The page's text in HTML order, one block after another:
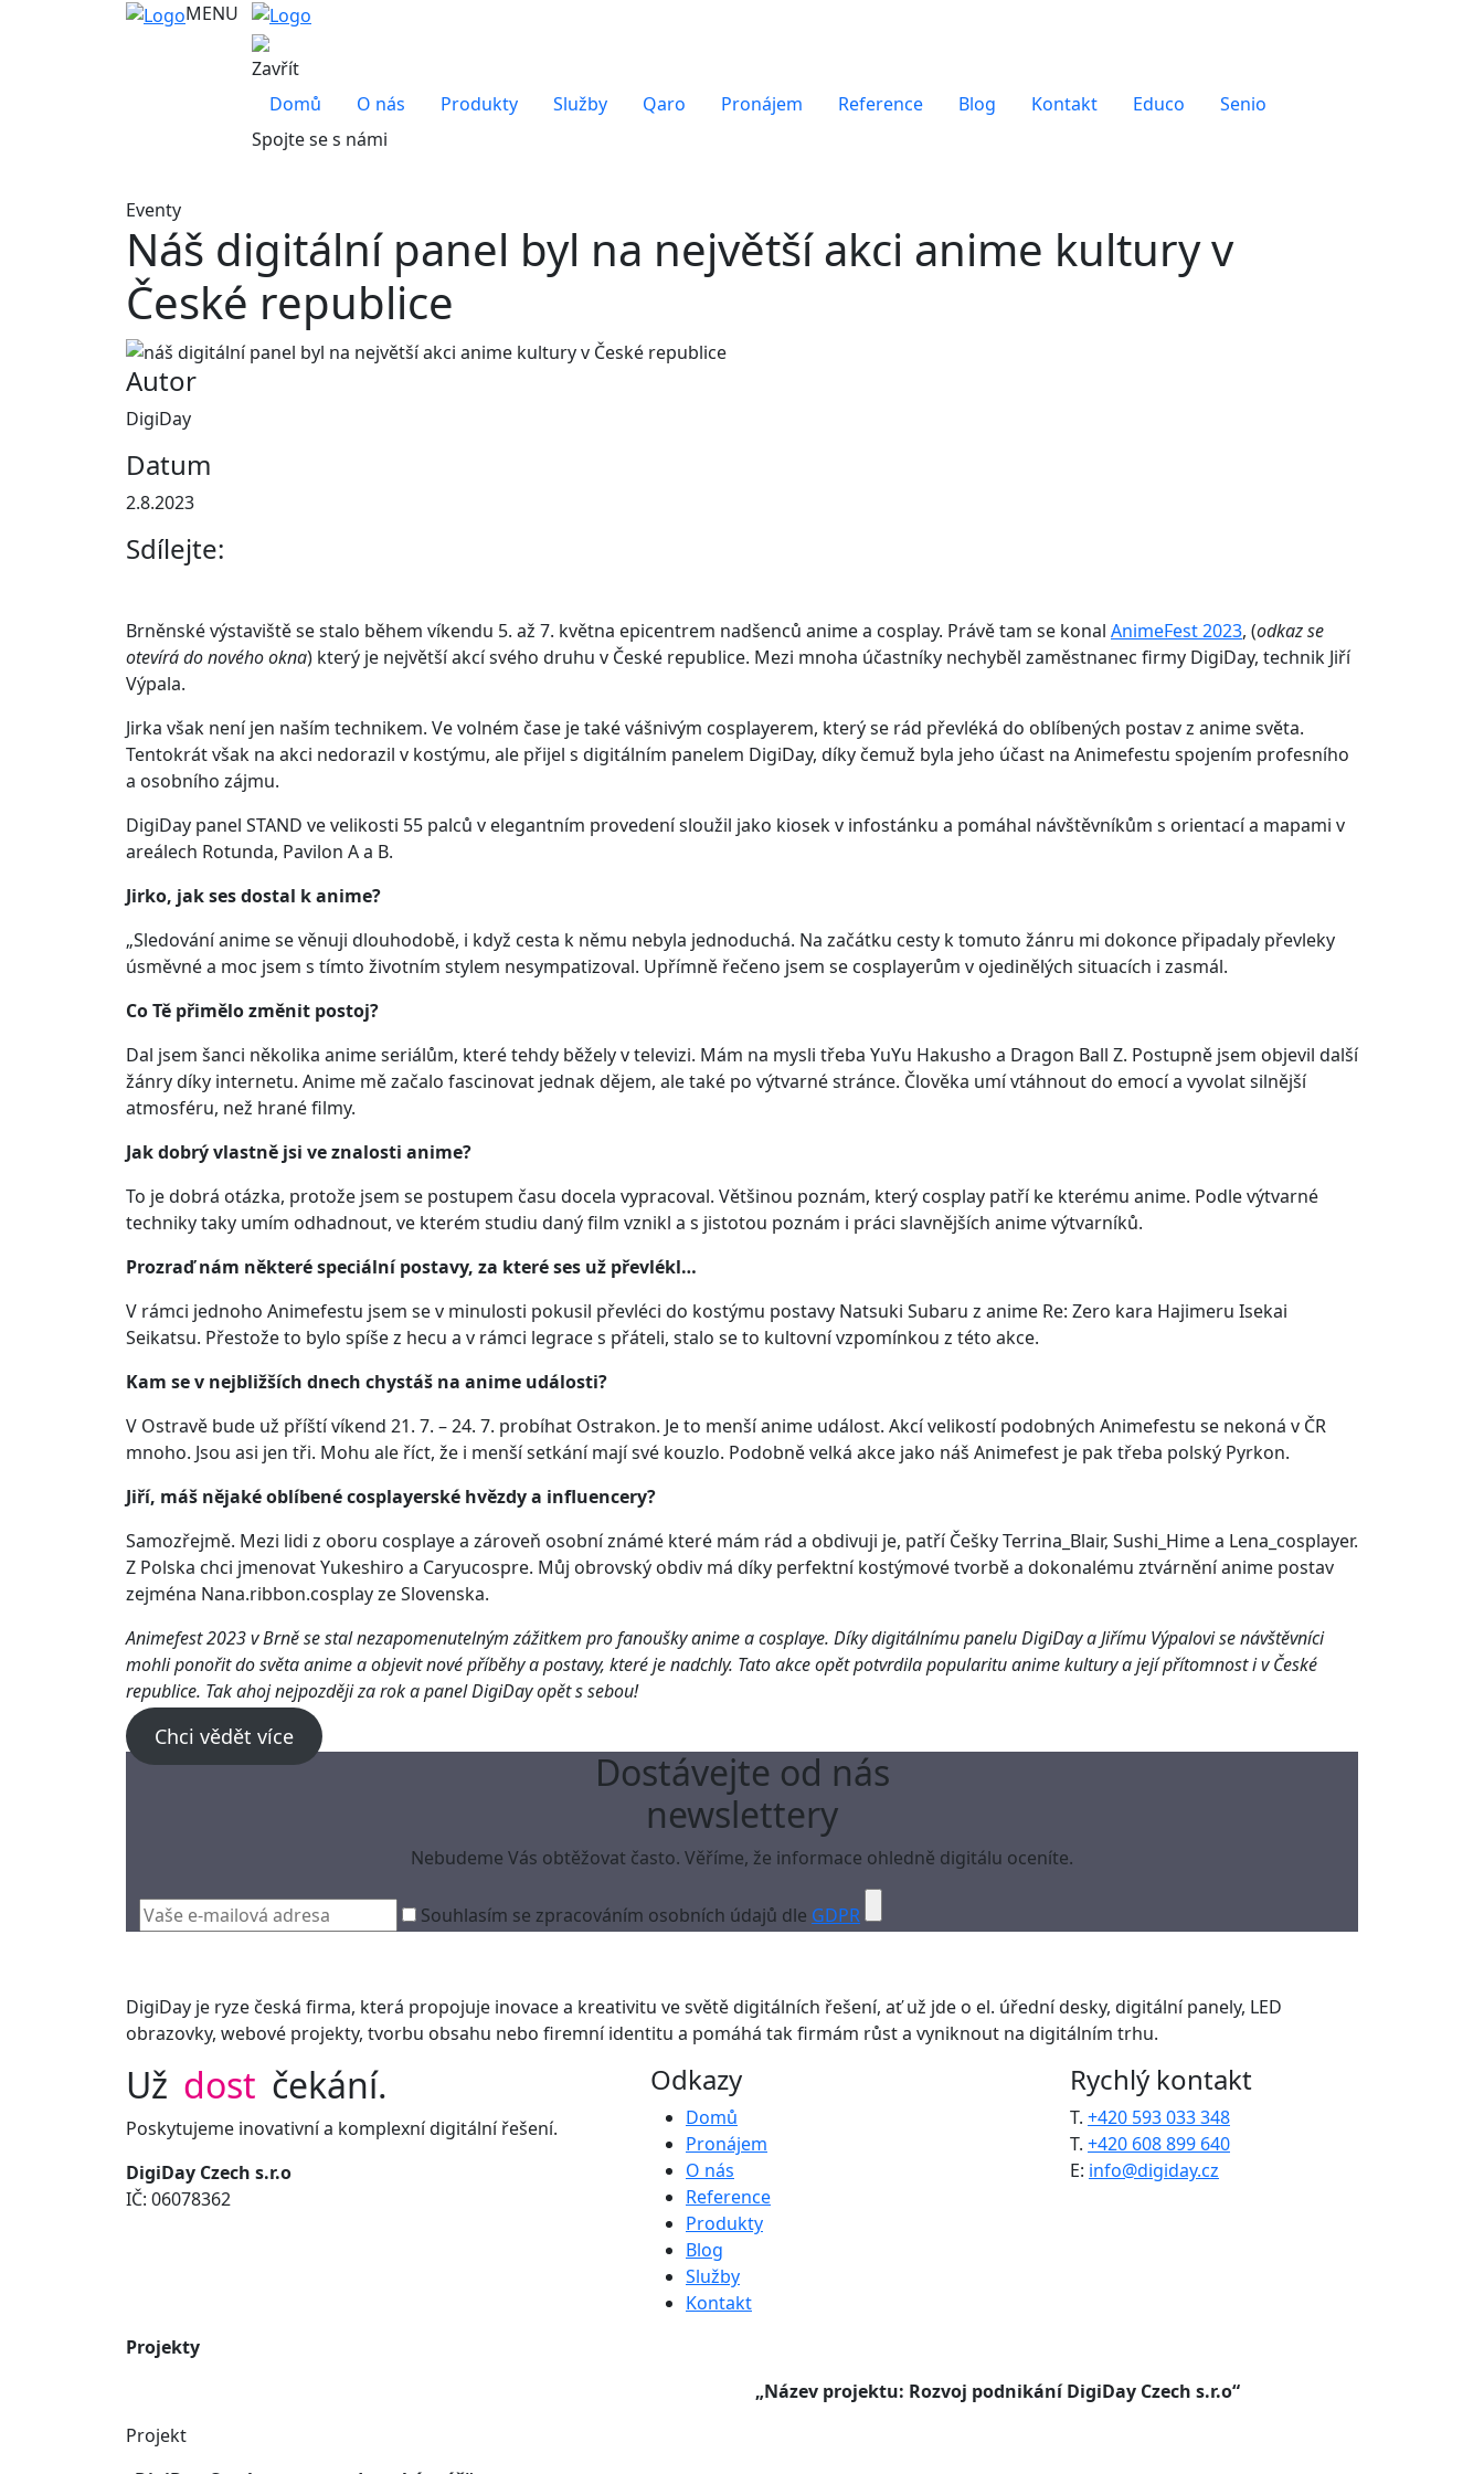
MENU
Zavřít
Domů
O nás Produkty Služby Qaro Pronájem Reference Blog Kontakt Educo
Senio
Spojte se s námi
Eventy
Náš digitální panel byl na největší akci anime kultury v
České republice
Autor
DigiDay
Datum
2.8.2023
Sdílejte:
Brněnské výstaviště se stalo během víkendu 5. až 7. května epicentrem nadšenců anime a cosplay. Právě tam se konal AnimeFest 2023, (odkaz se
otevírá do nového okna) který je největší akcí svého druhu v České republice. Mezi mnoha účastníky nechyběl zaměstnanec firmy DigiDay, technik Jiří
Výpala.
Jirka však není jen naším technikem. Ve volném čase je také vášnivým cosplayerem, který se rád převléká do oblíbených postav z anime světa.
Tentokrát však na akci nedorazil v kostýmu, ale přijel s digitálním panelem DigiDay, díky čemuž byla jeho účast na Animefestu spojením profesního
a osobního zájmu.
DigiDay panel STAND ve velikosti 55 palců v elegantním provedení sloužil jako kiosek v infostánku a pomáhal návštěvníkům s orientací a mapami v
areálech Rotunda, Pavilon A a B.
Jirko, jak ses dostal k anime?
„Sledování anime se věnuji dlouhodobě, i když cesta k němu nebyla jednoduchá. Na začátku cesty k tomuto žánru mi dokonce připadaly převleky
úsměvné a moc jsem s tímto životním stylem nesympatizoval. Upřímně řečeno jsem se cosplayerům v ojedinělých situacích i zasmál.
Co Tě přimělo změnit postoj?
Dal jsem šanci několika anime seriálům, které tehdy běžely v televizi. Mám na mysli třeba YuYu Hakusho a Dragon Ball Z. Postupně jsem objevil další
žánry díky internetu. Anime mě začalo fascinovat jednak dějem, ale také po výtvarné stránce. Člověka umí vtáhnout do emocí a vyvolat silnější
atmosféru, než hrané filmy.
Jak dobrý vlastně jsi ve znalosti anime?
To je dobrá otázka, protože jsem se postupem času docela vypracoval. Většinou poznám, který cosplay patří ke kterému anime. Podle výtvarné
techniky taky umím odhadnout, ve kterém studiu daný film vznikl a s jistotou poznám i práci slavnějších anime výtvarníků.
Prozraď nám některé speciální postavy, za které ses už převlékl…
V rámci jednoho Animefestu jsem se v minulosti pokusil převléci do kostýmu postavy Natsuki Subaru z anime Re: Zero kara Hajimeru Isekai
Seikatsu. Přestože to bylo spíše z hecu a v rámci legrace s přáteli, stalo se to kultovní vzpomínkou z této akce.
Kam se v nejbližších dnech chystáš na anime události?
V Ostravě bude už příští víkend 21. 7. – 24. 7. probíhat Ostrakon. Je to menší anime událost. Akcí velikostí podobných Animefestu se nekoná v ČR
mnoho. Jsou asi jen tři. Mohu ale říct, že i menší setkání mají své kouzlo. Podobně velká akce jako náš Animefest je pak třeba polský Pyrkon.
Jiří, máš nějaké oblíbené cosplayerské hvězdy a influencery?
Samozřejmě. Mezi lidi z oboru cosplaye a zároveň osobní známé které mám rád a obdivuji je, patří Češky Terrina_Blair, Sushi_Hime a Lena_cosplayer.
Z Polska chci jmenovat Yukeshiro a Caryucospre. Můj obrovský obdiv má díky perfektní kostýmové tvorbě a dokonalému ztvárnění anime postav
zejména Nana.ribbon.cosplay ze Slovenska.
Animefest 2023 v Brně se stal nezapomenutelným zážitkem pro fanoušky anime a cosplaye. Díky digitálnímu panelu DigiDay a Jiřímu Výpalovi se návštěvníci
mohli ponořit do světa anime a objevit nové příběhy a postavy, které je nadchly. Tato akce opět potvrdila popularitu anime kultury a její přítomnost i v České
republice. Tak ahoj nejpozději za rok a panel DigiDay opět s sebou!
Chci vědět více
Dostávejte od nás
newslettery
Nebudeme Vás obtěžovat často. Věříme, že informace ohledně digitálu oceníte.
Souhlasím se zpracováním osobních údajů dle GDPR
DigiDay je ryze česká firma, která propojuje inovace a kreativitu ve světě digitálních řešení, ať už jde o el. úřední desky, digitální panely, LED
obrazovky, webové projekty, tvorbu obsahu nebo firemní identitu a pomáhá tak firmám růst a vyniknout na digitálním trhu.
Už dost čekání.
Poskytujeme inovativní a komplexní digitální řešení.
DigiDay Czech s.r.o
IČ: 06078362
Odkazy
Domů
Pronájem
O nás
Reference
Produkty
Blog
Služby
Kontakt
Rychlý kontakt
T. +420 593 033 348
T. +420 608 899 640
E: info@digiday.cz
Projekty
Projekt
„Název projektu: Rozvoj podnikání DigiDay Czech s.r.o“